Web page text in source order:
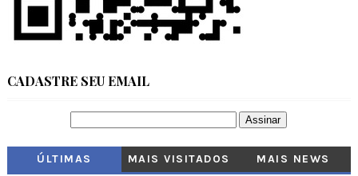
CADASTRE SEU EMAIL
ÚLTIMAS MAIS VISITADOS MAIS NEWS